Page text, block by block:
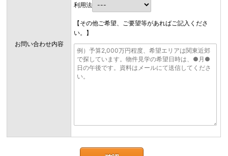
お問い合わせ内容
利用法
【その他ご希望、ご要望等があればご記入くださ
い。】